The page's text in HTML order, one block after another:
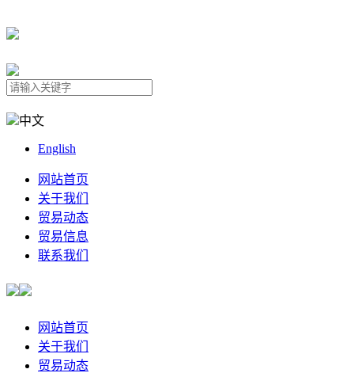
中文
English
网站首页
关于我们
贸易动态
贸易信息
联系我们
网站首页
关于我们
贸易动态